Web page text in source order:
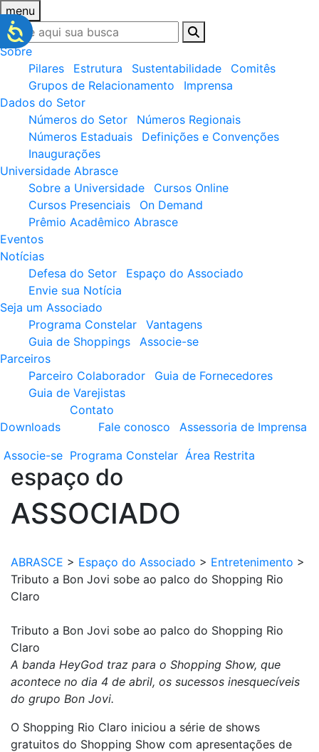
menu
Sobre
Pilares
Estrutura Sustentabilidade
Comitês
Grupos de Relacionamento
Imprensa
Dados do Setor
Números do Setor
Números Regionais
Números Estaduais
Definições e Convenções
Inaugurações
Universidade Abrasce
Sobre a Universidade
Cursos Online
Cursos Presenciais
On Demand
Prêmio Acadêmico Abrasce
Eventos
Notícias
Defesa do Setor
Espaço do Associado
Envie sua Notícia
Seja um Associado
Programa Constelar
Vantagens
Guia de Shoppings
Associe-se
Parceiros
Parceiro Colaborador
Guia de Fornecedores
Guia de Varejistas
Downloads
Contato
Fale conosco
Assessoria de Imprensa
Associe-se Programa Constelar Área Restrita
espaço do
ASSOCIADO
ABRASCE > Espaço do Associado > Entretenimento >
Tributo a Bon Jovi sobe ao palco do Shopping Rio
Claro
Tributo a Bon Jovi sobe ao palco do Shopping Rio
Claro
A banda HeyGod traz para o Shopping Show, que
acontece no dia 4 de abril, os sucessos inesquecíveis
do grupo Bon Jovi.
O Shopping Rio Claro iniciou a série de shows
gratuitos do Shopping Show com apresentações de